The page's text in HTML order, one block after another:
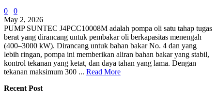
0
0
May 2, 2026
PUMP SUNTEC J4PCC10008M adalah pompa oli satu tahap tugas
berat yang dirancang untuk pembakar oli berkapasitas menengah
(400–3000 kW). Dirancang untuk bahan bakar No. 4 dan yang
lebih ringan, pompa ini memberikan aliran bahan bakar yang stabil,
kontrol tekanan yang ketat, dan daya tahan yang lama. Dengan
tekanan maksimum 300 ... Read More
Recent Post